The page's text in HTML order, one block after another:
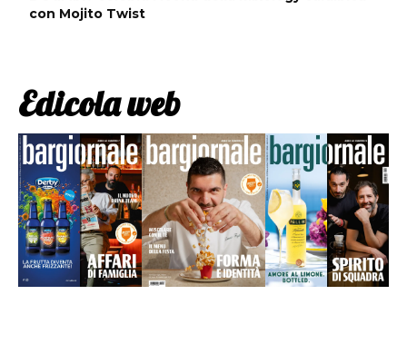
con Mojito Twist
Edicola web